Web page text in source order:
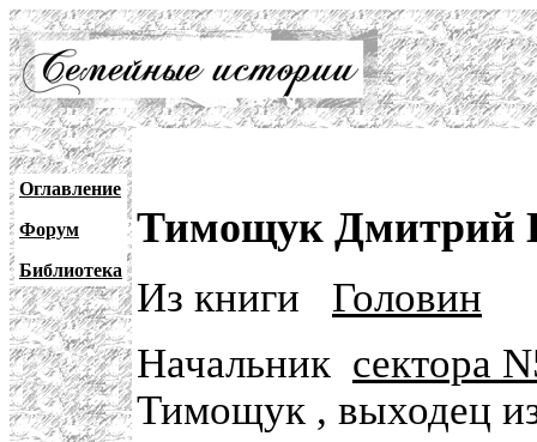
Оглавление
Форум
Библиотека
Тимощук Дмитрий
Из книги Головин
Начальник сектора
Тимощук , выходец